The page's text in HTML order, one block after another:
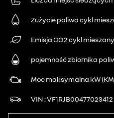
Zużycie paliwa cykl
Emisja CO2 cykl
pojemność zbiornika
Moc maksymalna kW
VIN VF1RJB00477023412